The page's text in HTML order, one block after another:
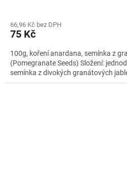
66,96 Kč bez DPH
75 Kč
100g, koření anardana, semínka z
(Pomegranate Seeds) Složení:
semínka z divokých granátových